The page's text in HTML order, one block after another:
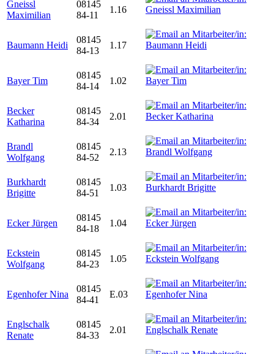
Gneissl
Maximilian
08145
84-11
1.16
Baumann Heidi
08145
84-13
1.17
Bayer Tim
08145
84-14
1.02
Becker
Katharina
08145
84-34
2.01
Brandl
Wolfgang
08145
84-52
2.13
Burkhardt
Brigitte
08145
84-51
1.03
Ecker Jürgen
08145
84-18
1.04
Eckstein
Wolfgang
08145
84-23
1.05
Egenhofer Nina
08145
84-41
E.03
Englschalk
Renate
08145
84-33
2.01